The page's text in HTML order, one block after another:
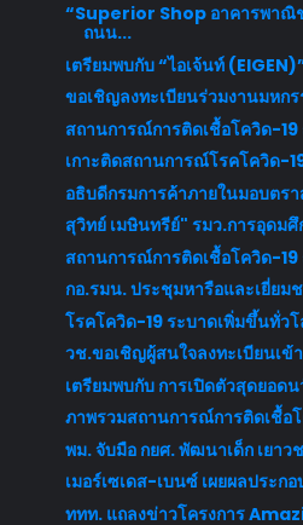
“Superior Shop อาคารพาณิ
ถนน...
เตรียมพบกับ “ไอเจ้นท์
ขอเชิญลงทะเบียนร่วมงานมหก
สถานการณ์การติดเชื้อโควิด-
เกาะติดสถานการณ์โรคโควิด-
อธิบดีกรมการค้าภายในมอบต
สุวิทย์ เมษินทรีย์" รมว.การอุดม
สถานการณ์การติดเชื้อโควิด-19
กอ.รมน. ประชุมหารือและเยี่ยม
โรคโควิด-19 ระบาดเพิ่มขึ้นทั่ว
วช.ขอเชิญผู้สนใจลงทะเบียนเข้
เตรียมพบกับ การเปิดตัวสุดยอด
ภาพรวมสถานการณ์การติดเชื้อ
พม. จับมือ กยศ. พัฒนาเด็ก เยาว
เมอร์เซเดส-เบนซ์ เผยผลประก
ททท. แถลงข่าวโครงการ